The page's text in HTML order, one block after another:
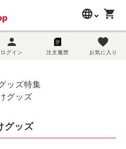
language
lang-name
shopping_cart
person
ログイン 注文履歴
favorite
お気に入り
search
ッズ特集
グッズ
グッズ